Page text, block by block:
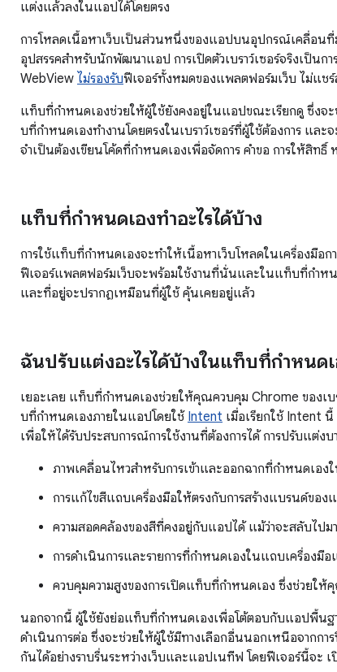
แต่งแล้วลงในแอปได้โดยตรง
การโหลดเนื้อหาเว็บเป็นส่วนหนึ่งของแอปบนอุปกรณ์เคลื่อนที่
อุปสรรคสำหรับนักพัฒนาแอป การเปิดตัวเบราว์เซอร์จริงเป็
WebView ไม่รองรับฟีเจอร์ทั้งหมดของแพลตฟอร์มเว็บ ไม่แชร์
แท็บที่กำหนดเองช่วยให้ผู้ใช้ยังคงอยู่ในแอปขณะเรียกดู ซึ่งจ
บที่กำหนดเองทำงานโดยตรงในเบราว์เซอร์ที่ผู้ใช้ต้องการ แ
จำเป็นต้องเขียนโค้ดที่กำหนดเองเพื่อจัดการ คำขอ การให้สิทธิ์
แท็บที่กำหนดเองทำอะไรได้บ้าง
การใช้แท็บที่กำหนดเองจะทำให้เนื้อหาเว็บโหลดในเครื่องมือ
ฟีเจอร์แพลตฟอร์มเว็บจะพร้อมใช้งานที่นั่นและในแท็บที่กำหน
และที่อยู่จะปรากฏเหมือนที่ผู้ใช้ คุ้นเคยอยู่แล้ว
ฉันปรับแต่งอะไรได้บ้างในแท็บที่กำหนด
เยอะเลย แท็บที่กำหนดเองช่วยให้คุณควบคุม Chrome ของเ
บที่กำหนดเองภายในแอปโดยใช้ Intent เมื่อเรียกใช้ Intent
เพื่อให้ได้รับประสบการณ์การใช้งานที่ต้องการได้ การปรับแต่ง
ภาพเคลื่อนไหวสำหรับการเข้าและออกฉากที่กำหนดเอ
การแก้ไขสีแถบเครื่องมือให้ตรงกับการสร้างแบรนด์ของ
ความสอดคล้องของสีที่คงอยู่กับแอปได้ แม้ว่าจะสลับไปม
การดำเนินการและรายการที่กำหนดเองในแถบเครื่องมือ
ควบคุมความสูงของการเปิดแท็บที่กำหนดเอง ซึ่งช่วยให้
นอกจากนี้ ผู้ใช้ยังย่อแท็บที่กำหนดเองเพื่อโต้ตอบกับแอปพื้นฐ
ดำเนินการต่อ ซึ่งจะช่วยให้ผู้ใช้มีทางเลือกอื่นนอกเหนือจากก
กันได้อย่างราบรื่นระหว่างเว็บและแอปเนทีฟ โดยฟีเจอร์นี้จะ